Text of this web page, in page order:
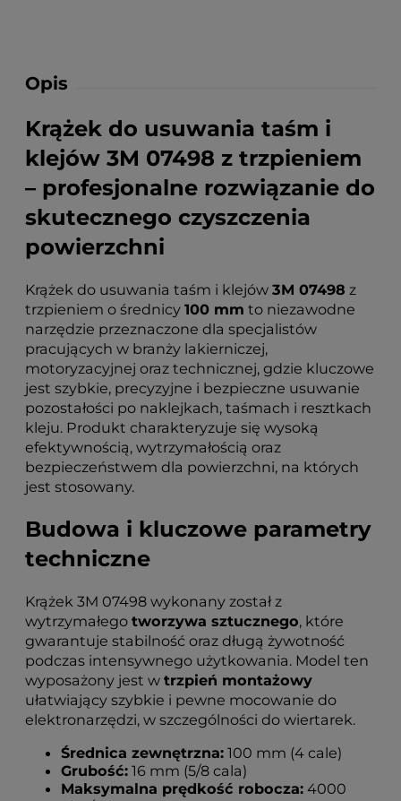
Opis
Krążek do usuwania taśm i
klejów 3M 07498 z trzpieniem
– profesjonalne rozwiązanie do
skutecznego czyszczenia
powierzchni
Krążek do usuwania taśm i klejów 3M 07498 z
trzpieniem o średnicy 100 mm to niezawodne
narzędzie przeznaczone dla specjalistów
pracujących w branży lakierniczej,
motoryzacyjnej oraz technicznej, gdzie kluczowe
jest szybkie, precyzyjne i bezpieczne usuwanie
pozostałości po naklejkach, taśmach i resztkach
kleju. Produkt charakteryzuje się wysoką
efektywnością, wytrzymałością oraz
bezpieczeństwem dla powierzchni, na których
jest stosowany.
Budowa i kluczowe parametry
techniczne
Krążek 3M 07498 wykonany został z
wytrzymałego tworzywa sztucznego, które
gwarantuje stabilność oraz długą żywotność
podczas intensywnego użytkowania. Model ten
wyposażony jest w trzpień montażowy
ułatwiający szybkie i pewne mocowanie do
elektronarzędzi, w szczególności do wiertarek.
Średnica zewnętrzna: 100 mm (4 cale)
Grubość: 16 mm (5/8 cala)
Maksymalna prędkość robocza: 4000